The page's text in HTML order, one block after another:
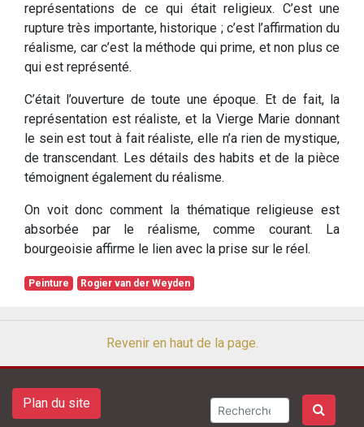
représentations de ce qui était religieux. C’est une
rupture très importante, historique ; c’est l’affirmation du
réalisme, car c’est la méthode qui prime, et non plus ce
qui est représenté.
C’était l’ouverture de toute une époque. Et de fait, la
représentation est réaliste, et la Vierge Marie donnant
le sein est tout à fait réaliste, elle n’a rien de mystique,
de transcendant. Les détails des habits et de la pièce
témoignent également du réalisme.
On voit donc comment la thématique religieuse est
absorbée par le réalisme, comme courant. La
bourgeoisie affirme le lien avec la prise sur le réel.
Peinture Rogier van der Weyden
Revenir en haut de la page.
Plan du site